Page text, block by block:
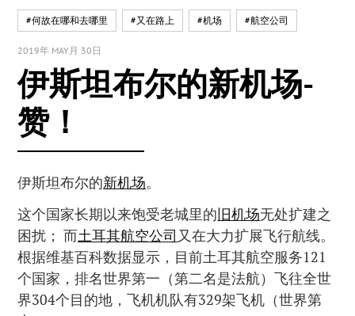
#何故在哪和去哪里 #又在路上 #机场 #航空公司
2019年 MAY月 30日
伊斯坦布尔的新机场-
赞！
伊斯坦布尔的新机场。
这个国家长期以来饱受老城里的旧机场无处扩建之
困扰； 而土耳其航空公司 又在大力扩展飞行航线。
根据维基百科数据显示，目前土耳其航空服务121
个国家，排名世界第一（第二名是法航）飞往全世
界304个目的地，飞机机队有329架飞机（世界第